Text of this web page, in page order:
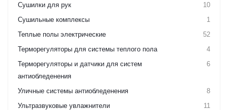
Сушилки для рук
10
Сушильные комплексы
1
Теплые полы электрические
52
Терморегуляторы для системы теплого пола
4
Терморегуляторы и датчики для систем
антиобледенения
6
Уличные системы антиобледенения
8
Ультразвуковые увлажнители
11